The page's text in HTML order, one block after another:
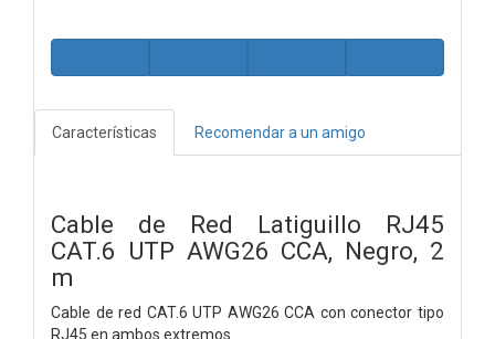
Características Recomendar a un amigo
Cable de Red Latiguillo RJ45
CAT.6 UTP AWG26 CCA, Negro, 2
m
Cable de red CAT.6 UTP AWG26 CCA con conector tipo
RJ45 en ambos extremos